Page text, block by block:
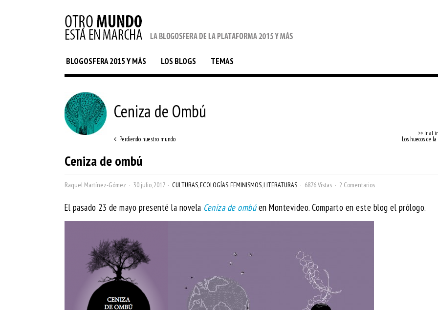
BLOGOSFERA 2015 Y MÁS LOS BLOGS TEMAS
Ceniza de Ombú
>> Ir al
Perdiendo nuestro mundo Los huecos de
Ceniza de ombú
Raquel Martínez-Gómez 30 julio, 2017 CULTURAS,ECOLOGÍAS,FEMINISMOS,LITERATURAS 6876 Vistas 2 Comentarios
El pasado 23 de mayo presenté la novela Ceniza de ombúen Montevideo. Comparto en este blog el prólogo.